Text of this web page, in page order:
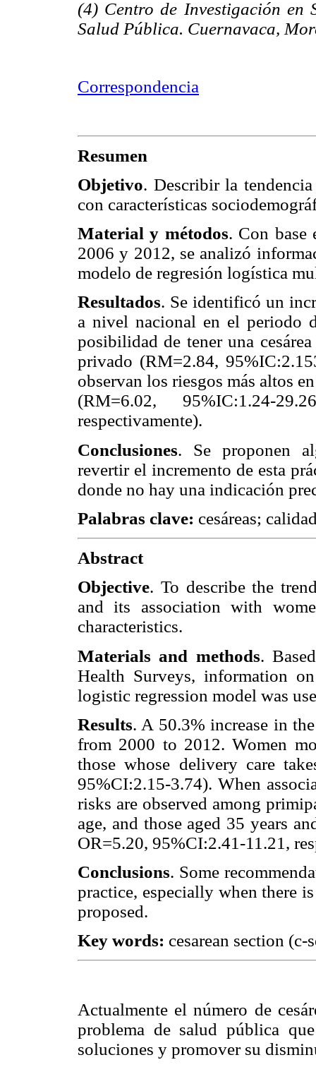
(4) Centro de Investigación en
Salud Pública. Cuernavaca,
Correspondencia
Resumen
Objetivo. Describir la
con características
Material y métodos. Con base
2006 y 2012, se analizó
modelo de regresión logística
Resultados. Se identificó un
a nivel nacional en el periodo
posibilidad de tener una
privado (RM=2.84,
observan los riesgos más altos
(RM=6.02, 95%IC:1.24-
respectivamente).
Conclusiones. Se proponen
revertir el incremento de esta
donde no hay una indicación
Palabras clave: cesáreas;
Abstract
Objective. To describe the
and its association with
characteristics.
Materials and methods.
Health Surveys, information
logistic regression model was
Results. A 50.3% increase in
from 2000 to 2012. Women
those whose delivery care
95%CI:2.15-3.74). When
risks are observed among
age, and those aged 35 years
OR=5.20, 95%CI:2.41-11.21,
Conclusions. Some
practice, especially when there
proposed.
Key words: cesarean section
Actualmente el número de
problema de salud pública
soluciones y promover su